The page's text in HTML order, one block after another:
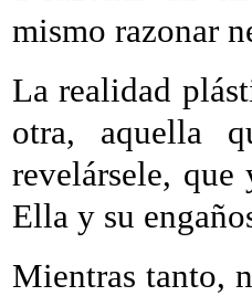
mismo razonar
La realidad
otra, aquella
revelársele, que
Ella y su
Mientras tanto,